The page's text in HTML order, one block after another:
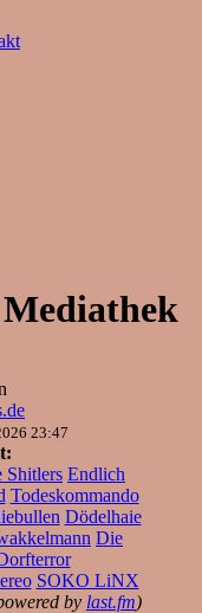
23:47
Shitlers Endlich
Todeskommando
Dödelhaie
Die
SOKO LiNX
by last.fm)